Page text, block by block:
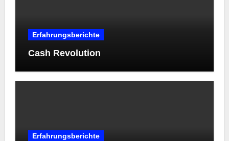
Erfahrungsberichte
Cash Revolution
Erfahrungsberichte